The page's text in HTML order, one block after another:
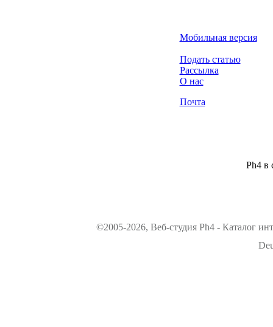
Мобильная версия
Подать статью
Рассылка
О нас
Почта
Ph4 в
©2005-2026, Веб-студия Ph4 - Каталог